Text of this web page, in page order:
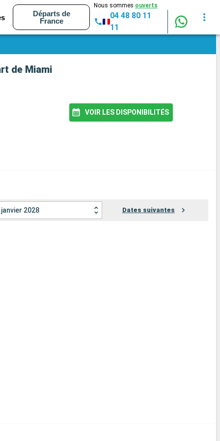
Départs de
France
Nous sommes ouverts
04 48 80 11
11
de Miami
VOIR LES DISPONIBILITÉS
janvier 2028 Dates suivantes